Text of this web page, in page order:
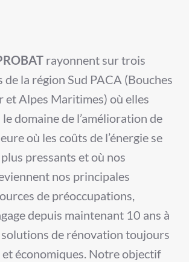
rayonnent sur trois
la région Sud PACA (Bouches
et Alpes Maritimes) où elles
domaine de l’amélioration de
où les coûts de l’énergie se
pressants et où nos
nos principales
de préoccupations,
depuis maintenant 10 ans à
de rénovation toujours
et économiques. Notre objectif